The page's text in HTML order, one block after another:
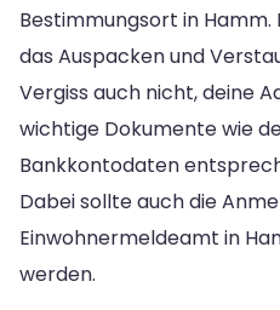
Bestimmungsort in
das Auspacken und
Vergiss auch nicht, deine
wichtige Dokumente wie
Bankkontodaten
Dabei sollte auch die
Einwohnermeldeamt in
werden.